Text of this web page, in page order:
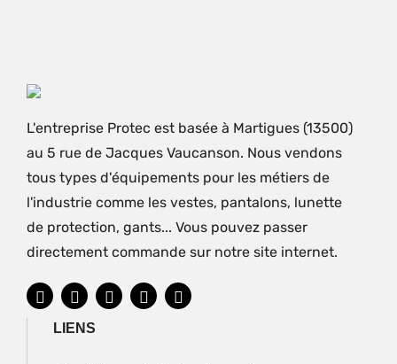
L'entreprise Protec est basée à Martigues (13500)
au 5 rue de Jacques Vaucanson. Nous vendons
tous types d'équipements pour les métiers de
l'industrie comme les vestes, pantalons, lunette
de protection, gants... Vous pouvez passer
directement commande sur notre site internet.
LIENS